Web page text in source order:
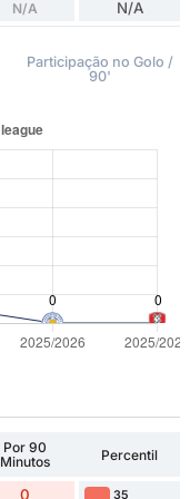
N/A N/A
Participação no Golo /
90'
Por 90
Minutos
Percentil
0 35